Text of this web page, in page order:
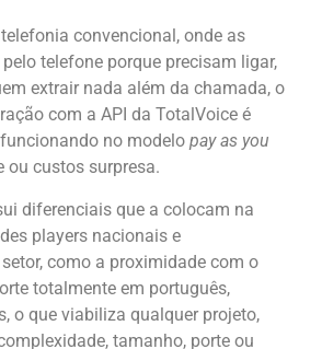
convencional, onde as
telefone porque precisam ligar,
extrair nada além da chamada, o
com a API da TotalVoice é
no modelo pay as you
ou custos surpresa.
diferenciais que a colocam na
players nacionais e
como a proximidade com o
totalmente em português,
o que viabiliza qualquer projeto,
tamanho, porte ou